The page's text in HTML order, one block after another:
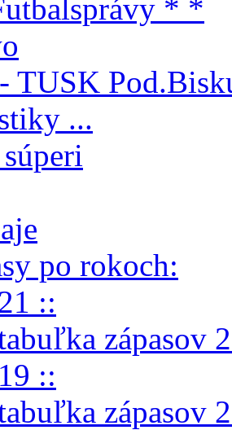
* *
TUSK
...
po rokoch:
::
zápasov
::
zápasov